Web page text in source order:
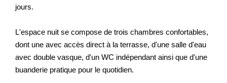
jours.
L'espace nuit se compose de trois chambres confortables,
dont une avec accès direct à la terrasse, d'une salle d'eau
avec double vasque, d'un WC indépendant ainsi que d'une
buanderie pratique pour le quotidien.